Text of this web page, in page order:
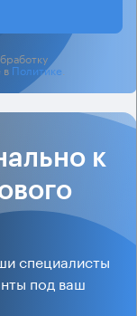
вПолитике
к
специалисты
под ваш